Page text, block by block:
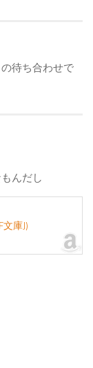
待ち合わせで
んだし
庫J)